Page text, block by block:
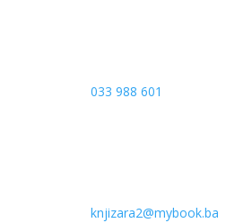
033 988 601
knjizara2@mybook.ba